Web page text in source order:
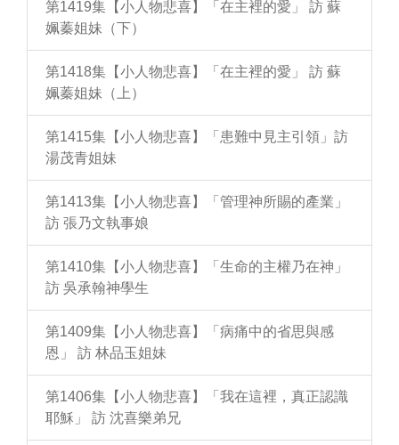
第1419集【小人物悲喜】「在主裡的愛」 訪 蘇
姵蓁姐妹（下）
第1418集【小人物悲喜】「在主裡的愛」 訪 蘇
姵蓁姐妹（上）
第1415集【小人物悲喜】「患難中見主引領」訪
湯茂青姐妹
第1413集【小人物悲喜】「管理神所賜的產業」
訪 張乃文執事娘
第1410集【小人物悲喜】「生命的主權乃在神」
訪 吳承翰神學生
第1409集【小人物悲喜】「病痛中的省思與感
恩」 訪 林品玉姐妹
第1406集【小人物悲喜】「我在這裡，真正認識
耶穌」 訪 沈喜樂弟兄